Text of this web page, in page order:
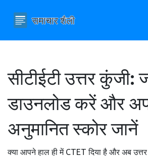
सीटीईटी उत्तर कुंजी:
डाउनलोड करें और
अनुमानित स्कोर जानें
क्या आपने हाल ही में CTET दिया है और अब